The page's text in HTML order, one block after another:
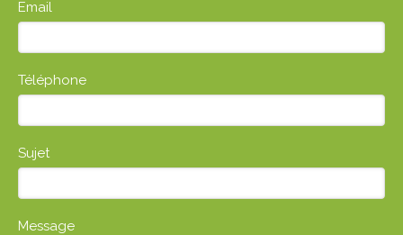
Email
Téléphone
Sujet
Message